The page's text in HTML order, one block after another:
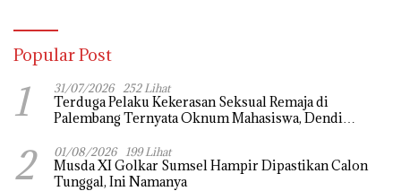
Popular Post
1 31/07/2026 252 Lihat
Terduga Pelaku Kekerasan Seksual Remaja di
Palembang Ternyata Oknum Mahasiswa, Dendi
2 01/08/2026 199 Lihat
Musda XI Golkar Sumsel Hampir Dipastikan Calon
Tunggal, Ini Namanya